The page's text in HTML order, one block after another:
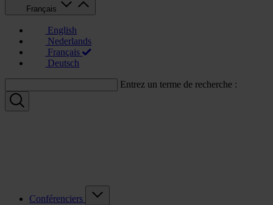
Français
English
Nederlands
Français
Deutsch
Entrez un terme de recherche :
Conférenciers